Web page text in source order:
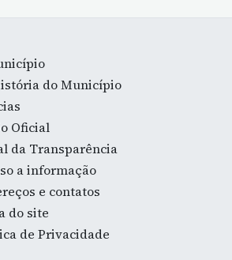
do Município
Oficial
da Transparência
a informação
e contatos
do site
de Privacidade